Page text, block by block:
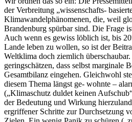
der Verbreitung „wissenschafts-
Klimawandelphänomenen, die, weil
Brandenburg spürbar sind. Die Frage
Auch wenn es gewiss löblich ist, bis
Lande leben zu wollen, so ist der
Weltklima doch ziemlich
geringschätzen, dass selbst marginale
Gesamtbilanz eingehen. Gleichwohl
diesem Thema längst ge- wohnte –
(„Klimaschutz duldet keinen
der Bedeutung und Wirkung
ergriffener Schritte zur Durchsetzung